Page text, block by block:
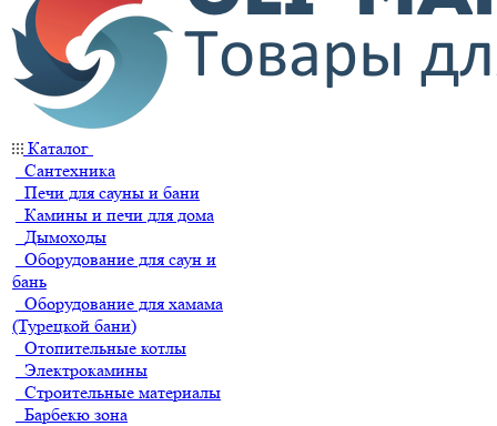
Каталог
Сантехника
Печи для сауны и бани
Камины и печи для дома
Дымоходы
Оборудование для саун и
бань
Оборудование для хамама
(Турецкой бани)
Отопительные котлы
Электрокамины
Строительные материалы
Барбекю зона